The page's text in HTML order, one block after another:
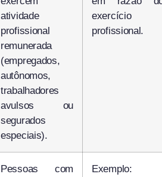
atividade
profissional
remunerada
(empregados,
autônomos,
trabalhadores
avulsos ou
segurados
especiais).
exercício
profissional.
Pessoas com
Exemplo: